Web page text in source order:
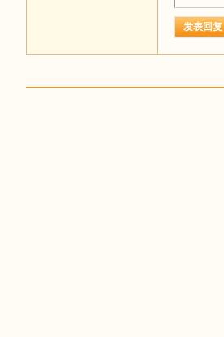
发表回复